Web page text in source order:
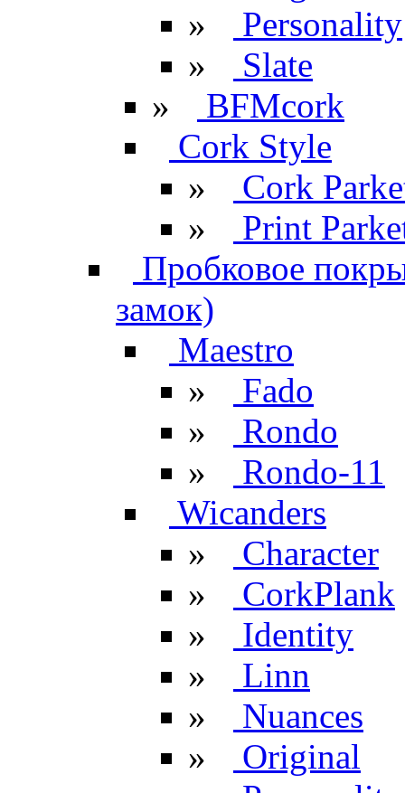
»
Personality
»
Slate
»
BFMcork
Cork Style
»
Cork
»
Print
Пробковое
замок)
Maestro
»
Fado
»
Rondo
»
Rondo-11
Wicanders
»
Character
»
CorkPlank
»
Identity
»
Linn
»
Nuances
»
Original